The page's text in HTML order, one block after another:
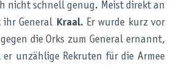
nicht schnell genug. Meist direkt an
ihr General Kraal. Er wurde kurz vor
die Orks zum General ernannt,
unzählige Rekruten für die Armee